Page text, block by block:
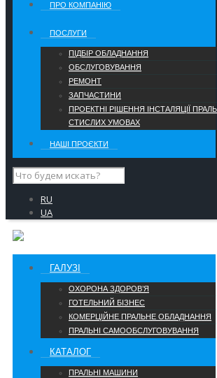
ПРО КОМПАНІЮ
ПОСЛУГИ
ПІДБІР ОБЛАДНАННЯ
ОБСЛУГОВУВАННЯ
РЕМОНТ
ЗАПЧАСТИНИ
ПРОЕКТНІ РІШЕННЯ ІНСТАЛЯЦІЇ
СТИСЛИХ УМОВАХ
НАШІ ПРОЄКТИ
RU
UA
ГАЛУЗІ
ОХОРОНА ЗДОРОВ’Я
ГОТЕЛЬНИЙ БІЗНЕС
КОМЕРЦІЙНЕ ПРАЛЬНЕ ОБЛАДНАННЯ
ПРАЛЬНІ САМООБСЛУГОВУВАННЯ
КАТАЛОГ
ПРАЛЬНІ МАШИНИ